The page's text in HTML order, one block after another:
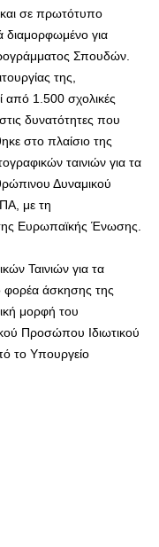
και σε πρωτότυπο
διαμορφωμένο για
Σπουδών.
της,
από 1.500 σχολικές
δυνατότητες που
στο πλαίσιο της
ταινιών για τα
Δυναμικού
με τη
Ευρωπαϊκής Ένωσης.
Ταινιών για τα
φορέα άσκησης της
μορφή του
Προσώπου Ιδιωτικού
το Υπουργείο